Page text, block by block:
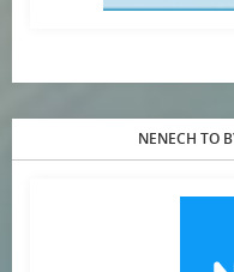
NENECH TO